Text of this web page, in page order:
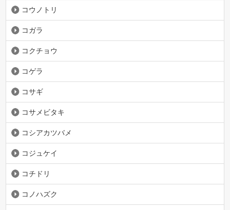
コウノトリ
コガラ
コクチョウ
コゲラ
コサギ
コサメビタキ
コシアカツバメ
コジュケイ
コチドリ
コノハズク